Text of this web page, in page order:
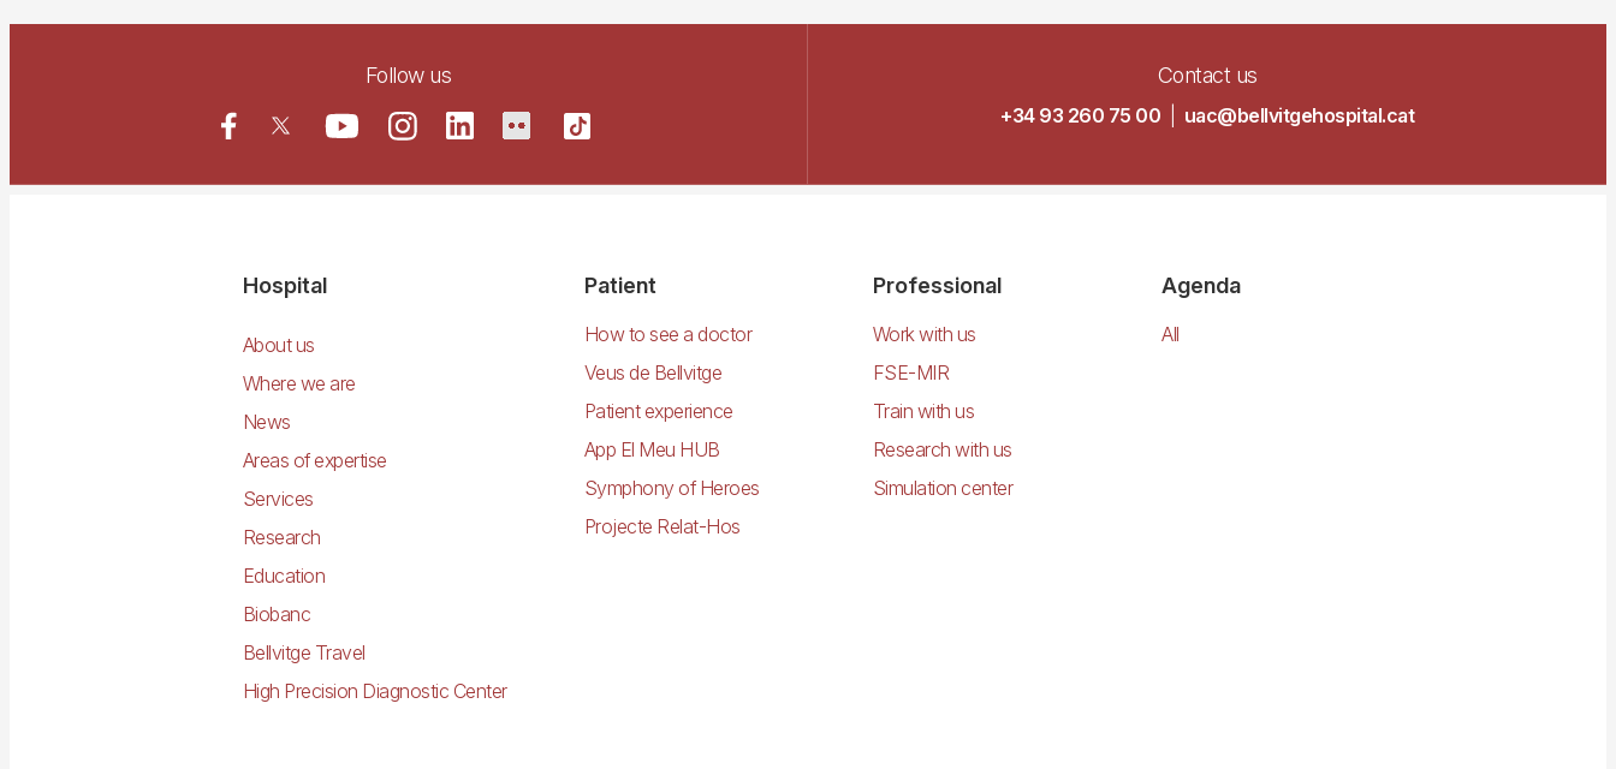
Follow us Contact us
+34 93 260 75 00 uac@bellvitgehospital.cat
Hospital
About us
Where we are
News
Areas of expertise
Services
Research
Education
Biobanc
Bellvitge Travel
High Precision Diagnostic Center
Patient
How to see a doctor
Veus de Bellvitge
Patient experience
App El Meu HUB
Symphony of Heroes
Projecte Relat-Hos
Professional
Work with us
FSE-MIR
Train with us
Research with us
Simulation center
Agenda
All